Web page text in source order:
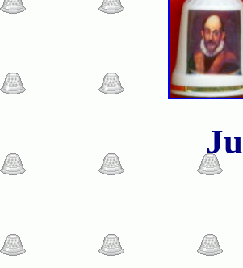
Ju